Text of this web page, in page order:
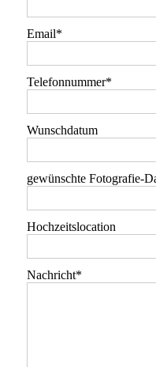
Email
Telefonnummer
Wunschdatum
gewünschte Fotografie-
Hochzeitslocation
Nachricht